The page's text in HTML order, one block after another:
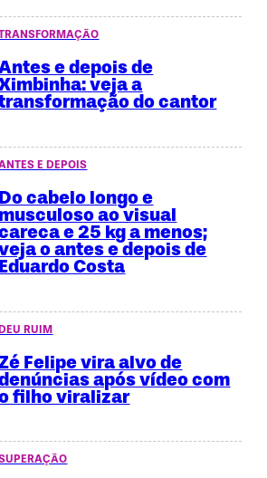
e depois de
veja a
do cantor
E DEPOIS
Do cabelo longo e
musculoso ao visual
e 25 kg a menos;
o antes e depois de
Eduardo Costa
RUIM
Felipe vira alvo de
após vídeo com
filho viralizar